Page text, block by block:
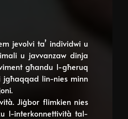
jevolvi ta’ individwi u
u javvanzaw dinja
għandu l-għeruq
lin-nies minn
Jiġbor flimkien nies
l-interkonnettività tal-